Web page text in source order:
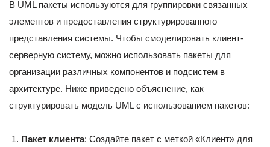
В UML пакеты используются для группировки связанных
элементов и предоставления структурированного
представления системы. Чтобы смоделировать клиент-
серверную систему, можно использовать пакеты для
организации различных компонентов и подсистем в
архитектуре. Ниже приведено объяснение, как
структурировать модель UML с использованием пакетов:
Пакет клиента: Создайте пакет с меткой «Клиент» для